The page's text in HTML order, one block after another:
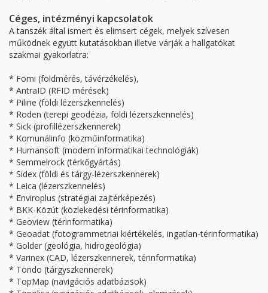
Céges, intézményi kapcsolatok
A tanszék által ismert és elimsert cégek, melyek szívesen
működnek együtt kutatásokban illetve várják a hallgatókat
szakmai gyakorlatra:
* Fömi (földmérés, távérzékelés),
* AntraID (RFID mérések)
* Piline (földi lézerszkennelés)
* Roden (terepi geodézia, földi lézerszkennelés)
* Sick (profillézerszkennerek)
* Komunálinfo (közműinformatika)
* Humansoft (modern informatikai technológiák)
* Semmelrock (térkőgyártás)
* Sidex (földi és tárgy-lézerszkennerek)
* Leica (lézerszkennelés)
* Enviroplus (stratégiai zajtérképezés)
* BKK-Közút (közlekedési térinformatika)
* Geoview (térinformatika)
* Geoadat (fotogrammetriai kiértékelés, ingatlan-térinformatika)
* Golder (geológia, hidrogeológia)
* Varinex (CAD, lézerszkennerek, térinformatika)
* Tondo (tárgyszkennerek)
* TopMap (navigációs adatbázisok)